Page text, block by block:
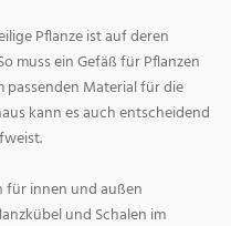
Pflanze ist auf deren
muss ein Gefäß für Pflanzen
passenden Material für die
kann es auch entscheidend
für innen und außen
und Schalen im